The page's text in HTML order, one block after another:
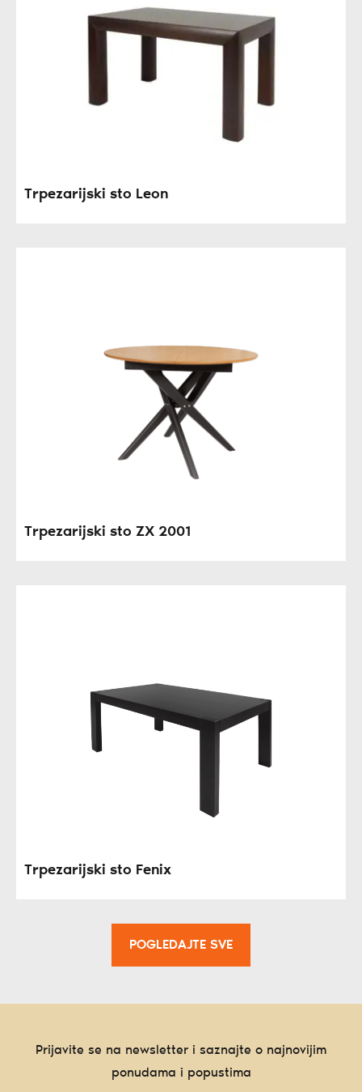
Trpezarijski sto Leon
Trpezarijski sto ZX 2001
Trpezarijski sto Fenix
POGLEDAJTE SVE
Prijavite se na newsletter i saznajte o najnovijim
ponudama i popustima